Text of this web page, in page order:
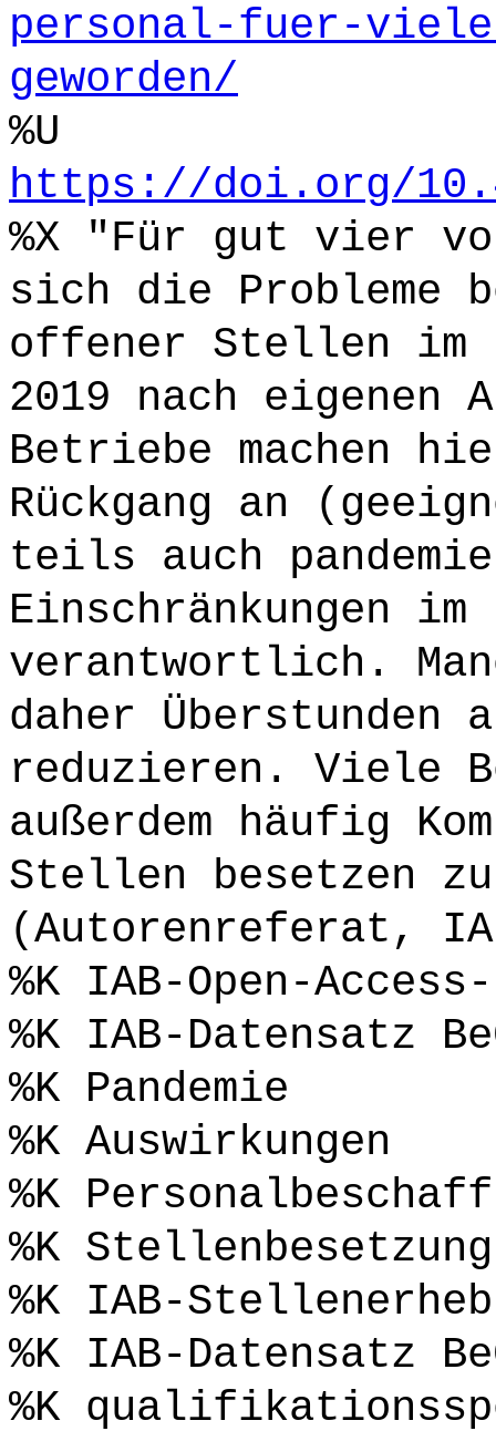
personal-fuer-
geworden/
%U
https://doi.org/
%X "Für gut vier
sich die Probleme
offener Stellen im
2019 nach eigenen
Betriebe machen
Rückgang an
teils auch
Einschränkungen
verantwortlich.
daher Überstunden
reduzieren. Viele
außerdem häufig
Stellen besetzen
(Autorenreferat,
%K IAB-Open-
%K IAB-Datensatz
%K Pandemie
%K Auswirkungen
%K
%K
%K IAB-
%K IAB-Datensatz
%K